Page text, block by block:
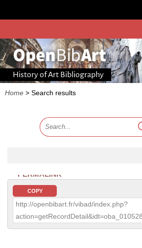
History of Art Bibliography
Home > Search results
PERMALINK
COPY
http://openbibart.fr/vibad/index.php?